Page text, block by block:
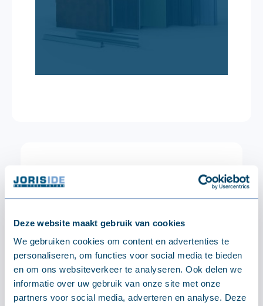
Deze website maakt gebruik van cookies
We gebruiken cookies om content en advertenties te
personaliseren, om functies voor social media te bieden
en om ons websiteverkeer te analyseren. Ook delen we
informatie over uw gebruik van onze site met onze
partners voor social media, adverteren en analyse. Deze
Andere afmeting, kleur of
isolatiedikte gewenst?
Op onze webshop bieden wij enkel onze
Stuur ons een bericht